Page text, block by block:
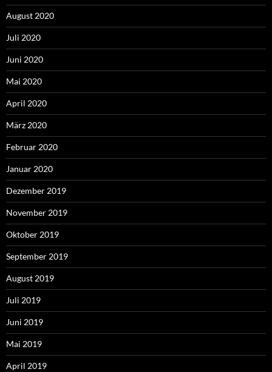
August 2020
Juli 2020
Juni 2020
Mai 2020
April 2020
März 2020
Februar 2020
Januar 2020
Dezember 2019
November 2019
Oktober 2019
September 2019
August 2019
Juli 2019
Juni 2019
Mai 2019
April 2019